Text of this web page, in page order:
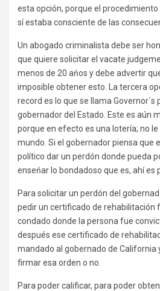
esta opción, porque el
sí estaba consciente de las
Un abogado criminalista debe ser
que quiere solicitar el vacate
menos de 20 ańos y debe advertir
imposible obtener esto. La tercera
record es lo que se llama Governor´s
gobernador del Estado. Este es aún
porque en efecto es una lotería; no
mundo. Si el gobernador piensa que
político dar un perdón donde pueda
enseńar lo bondadoso que es, ahí es
Para solicitar un perdón del
pedir un certificado de rehabilitación
condado donde la persona fue
después ese certificado de
mandado al gobernado de California
firmar esa orden o no.
Para poder calificar, para poder